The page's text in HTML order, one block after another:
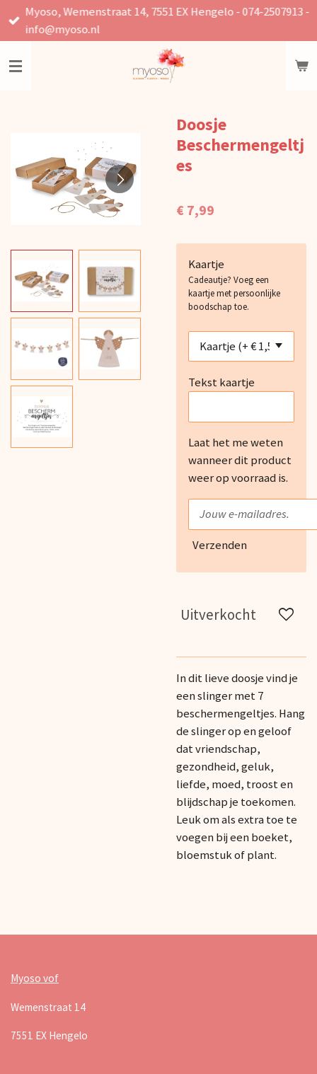
Ga
direct
de
Myoso, Wemenstraat 14, 7551 EX Hengelo - 074-2507913 -
info@myoso.nl
Doosje
Beschermengeltj
es
€ 7,99
Kaartje
Cadeautje? Voeg een
kaartje met persoonlijke
boodschap toe.
Tekst kaartje
Laat het me weten
wanneer dit product
weer op voorraad is.
Verzenden
Uitverkocht
In dit lieve doosje vind je
een slinger met 7
beschermengeltjes. Hang
de slinger op en geloof
dat vriendschap,
gezondheid, geluk,
liefde, moed, troost en
blijdschap je toekomen.
Leuk om als extra toe te
voegen bij een boeket,
bloemstuk of plant.
Myoso vof
Wemenstraat 14
7551 EX Hengelo